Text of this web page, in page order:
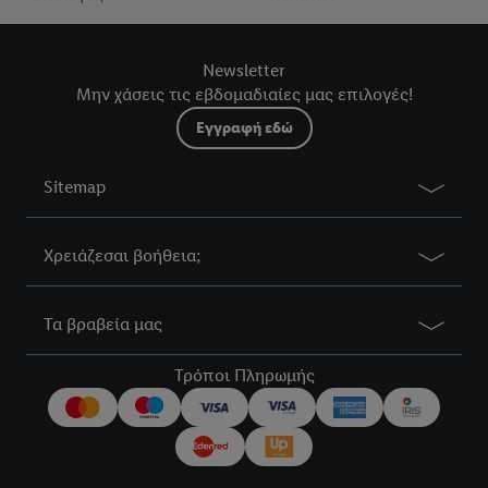
Newsletter
Μην χάσεις τις εβδομαδιαίες μας επιλογές!
Εγγραφή εδώ
Sitemap
Χρειάζεσαι βοήθεια;
Τα βραβεία μας
Τρόποι Πληρωμής